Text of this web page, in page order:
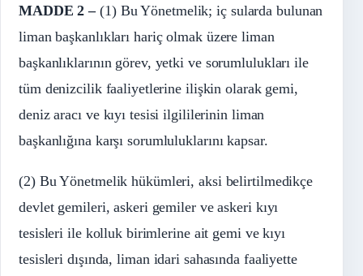
MADDE 2 –(1) Bu Yönetmelik; iç sularda bulunan
liman başkanlıkları hariç olmak üzere liman
başkanlıklarının görev, yetki ve sorumlulukları ile
tüm denizcilik faaliyetlerine ilişkin olarak gemi,
deniz aracı ve kıyı tesisi ilgililerinin liman
başkanlığına karşı sorumluluklarını kapsar.
(2) Bu Yönetmelik hükümleri, aksi belirtilmedikçe
devlet gemileri, askeri gemiler ve askeri kıyı
tesisleri ile kolluk birimlerine ait gemi ve kıyı
tesisleri dışında, liman idari sahasında faaliyette